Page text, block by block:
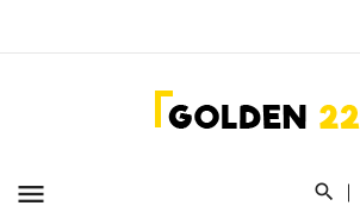
menu